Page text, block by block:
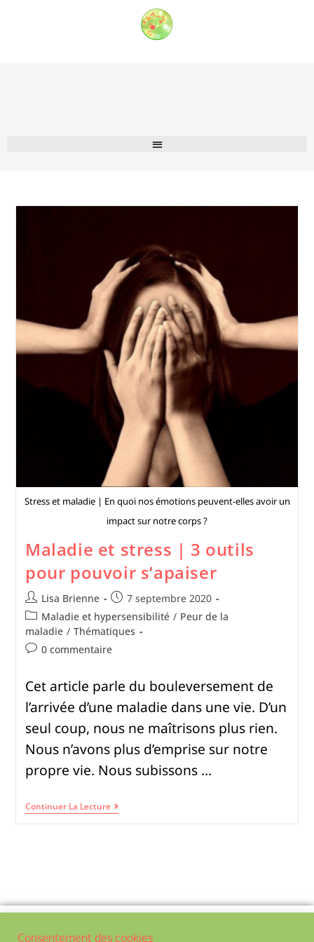
Stress et maladie | En quoi nos émotions peuvent-elles avoir un
impact sur notre corps ?
Maladie et stress | 3 outils
pour pouvoir s’apaiser
Lisa Brienne
7 septembre 2020
Maladie et hypersensibilité / Peur de la
maladie / Thématiques
0 commentaire
Cet article parle du bouleversement de
l’arrivée d’une maladie dans une vie. D’un
seul coup, nous ne maîtrisons plus rien.
Nous n’avons plus d’emprise sur notre
propre vie. Nous subissons …
Continuer La Lecture
Consentement des cookies